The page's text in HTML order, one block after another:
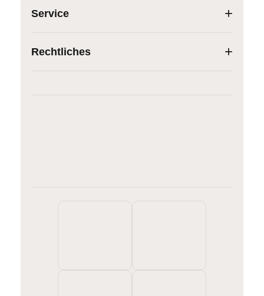
Service
Rechtliches